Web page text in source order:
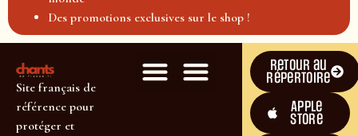
Des promotions exclusives sur le shop !
Site français de
référence pour
protéger et
Retour au
répertoire
Apple
Store